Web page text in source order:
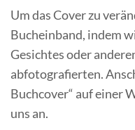
Um das Cover zu
Bucheinband, indem
Gesichtes oder
abfotografierten.
Buchcover“ auf einer
uns an.